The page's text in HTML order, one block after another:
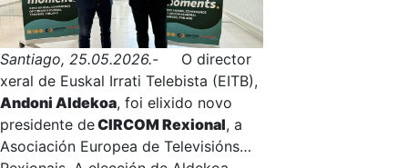
Santiago, 25.05.2026.-
O director
xeral de Euskal Irrati Telebista (EITB),
Andoni Aldekoa, foi elixido novo
presidente deCIRCOM Rexional, a
Asociación Europea de Televisións